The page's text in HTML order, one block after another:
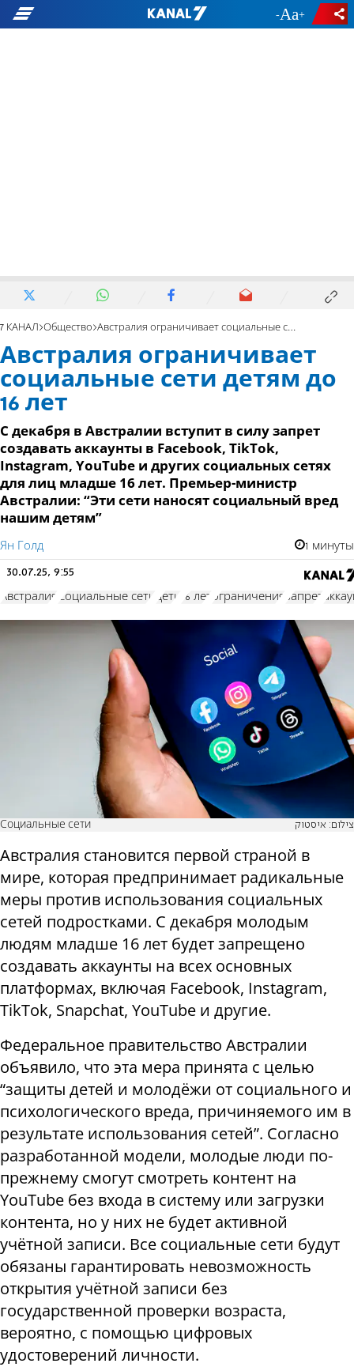
- +
7 КАНАЛ Общество Австралия ограничивает социальные сети детям до 16 лет
Австралия ограничивает
социальные сети детям до
16 лет
С декабря в Австралии вступит в силу запрет
создавать аккаунты в Facebook, TikTok,
Instagram, YouTube и других социальных сетях
для лиц младше 16 лет. Премьер-министр
Австралии: “Эти сети наносят социальный вред
нашим детям”
Ян Голд 1 минуты
30.07.25, 9:55
Австралия Социальные сети дети 16 лет ограничения запрет
Социальные сети צילום: איסטוק
Австралия становится первой страной в
мире, которая предпринимает радикальные
меры против использования социальных
сетей подростками. С декабря молодым
людям младше 16 лет будет запрещено
создавать аккаунты на всех основных
платформах, включая Facebook, Instagram,
TikTok, Snapchat, YouTube и другие.
Федеральное правительство Австралии
объявило, что эта мера принята с целью
“защиты детей и молодёжи от социального и
психологического вреда, причиняемого им в
результате использования сетей”. Согласно
разработанной модели, молодые люди по-
прежнему смогут смотреть контент на
YouTube без входа в систему или загрузки
контента, но у них не будет активной
учётной записи. Все социальные сети будут
обязаны гарантировать невозможность
открытия учётной записи без
государственной проверки возраста,
вероятно, с помощью цифровых
удостоверений личности.